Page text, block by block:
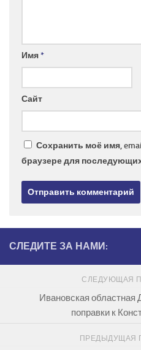
Имя*
Сайт
Сохранить моё имя,
браузере для
СЛЕДИТЕ ЗА НАМИ:
СЛЕДУЮЩАЯ
Ивановская областная
поправки к
ПРЕДЫДУЩАЯ